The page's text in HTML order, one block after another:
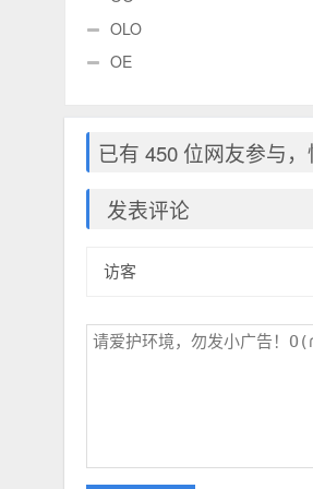
OLO
OE
已有 450 位网友参与，
发表评论